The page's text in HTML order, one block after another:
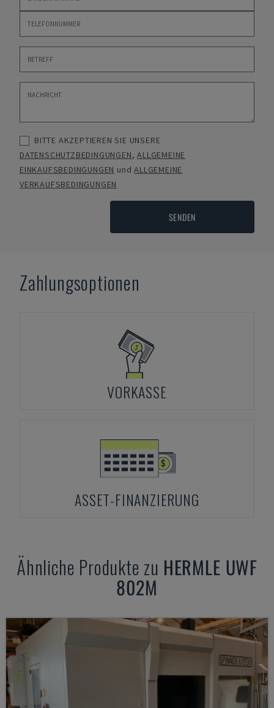
BITTE AKZEPTIEREN SIE UNSERE
DATENSCHUTZBEDINGUNGEN,ALLGEMEINE
EINKAUFSBEDINGUNGEN undALLGEMEINE
VERKAUFSBEDINGUNGEN
SENDEN
Zahlungsoptionen
VORKASSE
ASSET-FINANZIERUNG
Ähnliche Produkte zu HERMLE UWF
802M